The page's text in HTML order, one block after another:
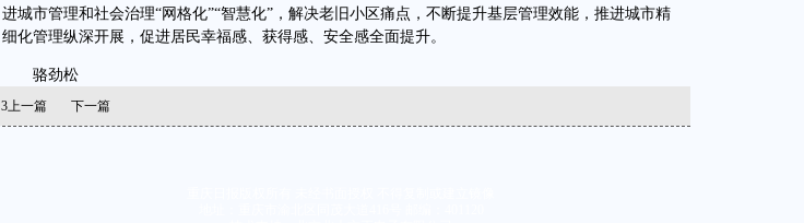
进城市管理和社会治理“网格化”“智慧化”，解决老旧小区痛点，不断提升基层管理效能，推进城市精
细化管理纵深开展，促进居民幸福感、获得感、安全感全面提升。
骆劲松
3上一篇 下一篇